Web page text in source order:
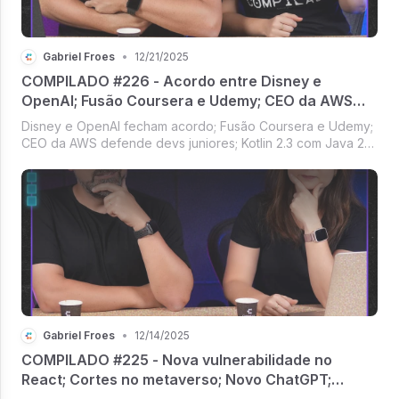
Gabriel Froes • 12/21/2025
COMPILADO #226 - Acordo entre Disney e
OpenAI; Fusão Coursera e Udemy; CEO da AWS
defende devs jr; Kotlin 2.3 com Java 25; Instagram
Reels para TVs
Disney e OpenAI fecham acordo; Fusão Coursera e Udemy;
CEO da AWS defende devs juniores; Kotlin 2.3 com Java 25;
Gabriel Froes • 12/14/2025
COMPILADO #225 - Nova vulnerabilidade no
React; Cortes no metaverso; Novo ChatGPT;